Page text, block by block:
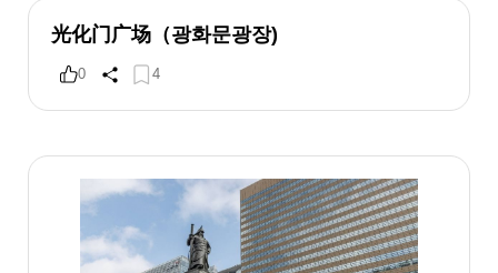
光化门广场（광화문광장)
0 4